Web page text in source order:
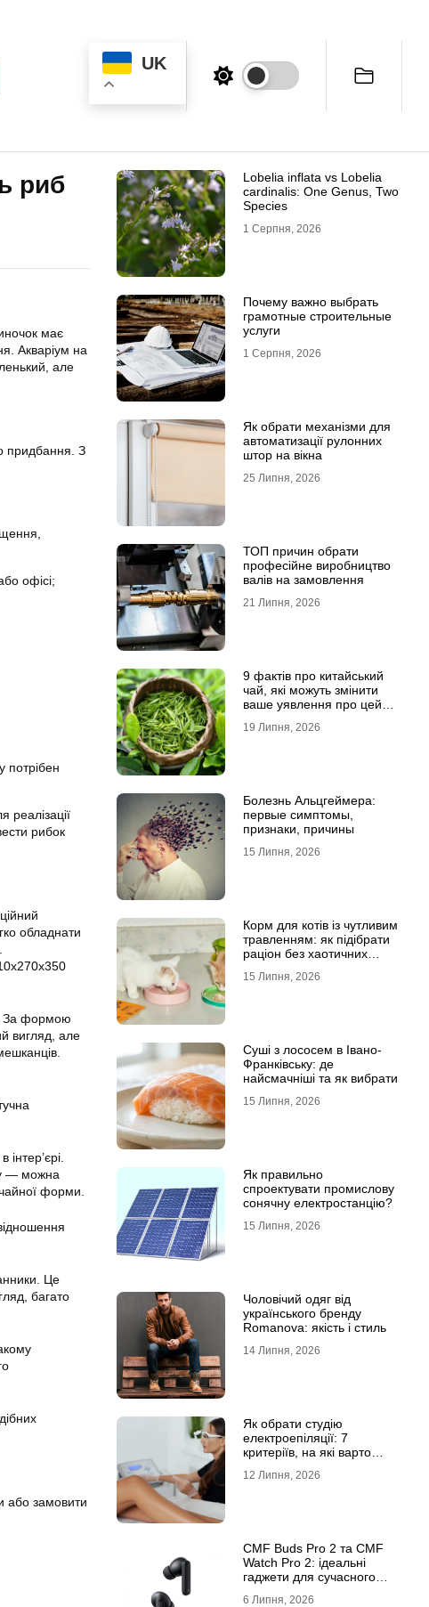
UK
риб
має
Акваріум на
але
придбання. З
офісі;
потрібен
реалізації
рибок
обладнати
За формою
вигляд, але
— можна
форми.
Це
багато
або замовити
Lobelia inflata vs Lobelia
cardinalis: One Genus, Two
Species
1 Серпня, 2026
Почему важно выбрать
грамотные строительные
услуги
1 Серпня, 2026
Як обрати механізми для
автоматизації рулонних
штор на вікна
25 Липня, 2026
ТОП причин обрати
професійне виробництво
валів на замовлення
21 Липня, 2026
9 фактів про китайський
чай, які можуть змінити
ваше уявлення про цей
19 Липня, 2026
Болезнь Альцгеймера:
первые симптомы,
признаки, причины
15 Липня, 2026
Корм для котів із чутливим
травленням: як підібрати
раціон без хаотичних
15 Липня, 2026
Суші з лососем в Івано-
Франківську: де
найсмачніші та як вибрати
15 Липня, 2026
Як правильно
спроектувати промислову
сонячну електростанцію?
15 Липня, 2026
Чоловічий одяг від
українського бренду
Romanova: якість і стиль
14 Липня, 2026
Як обрати студію
електроепіляції: 7
критеріїв, на які варто
12 Липня, 2026
CMF Buds Pro 2 та CMF
Watch Pro 2: ідеальні
гаджети для сучасного
6 Липня, 2026